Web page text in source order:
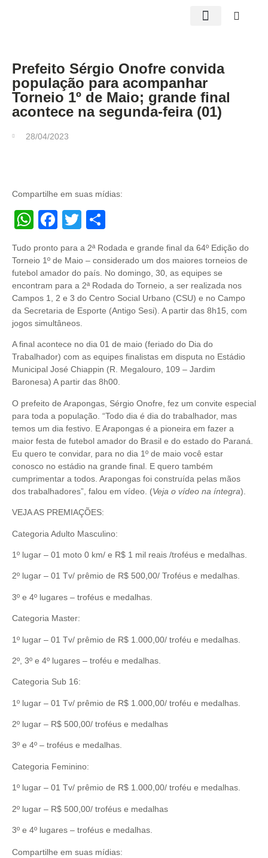
Prefeito Sérgio Onofre convida
população para acompanhar
Torneio 1º de Maio; grande final
acontece na segunda-feira (01)
28/04/2023
Compartilhe em suas mídias:
WhatsApp
Facebook
Twitter
Tudo pronto para a 2ª Rodada e grande final da 64º Edição do
Torneio 1º de Maio – considerado um dos maiores torneios de
futebol amador do país. No domingo, 30, as equipes se
encontram para a 2ª Rodada do Torneio, a ser realizada nos
Campos 1, 2 e 3 do Centro Social Urbano (CSU) e no Campo
da Secretaria de Esporte (Antigo Sesi). A partir das 8h15, com
jogos simultâneos.
A final acontece no dia 01 de maio (feriado do Dia do
Trabalhador) com as equipes finalistas em disputa no Estádio
Municipal José Chiappin (R. Megalouro, 109 – Jardim
Baronesa) A partir das 8h00.
O prefeito de Arapongas, Sérgio Onofre, fez um convite especial
para toda a população. “Todo dia é dia do trabalhador, mas
temos um dia festivo. E Arapongas é a pioneira em fazer a
maior festa de futebol amador do Brasil e do estado do Paraná.
Eu quero te convidar, para no dia 1º de maio você estar
conosco no estádio na grande final. E quero também
cumprimentar a todos. Arapongas foi construída pelas mãos
dos trabalhadores”, falou em vídeo. (Veja o vídeo na íntegra).
VEJA AS PREMIAÇÕES:
Categoria Adulto Masculino:
1º lugar – 01 moto 0 km/ e R$ 1 mil reais /troféus e medalhas.
2º lugar – 01 Tv/ prêmio de R$ 500,00/ Troféus e medalhas.
3º e 4º lugares – troféus e medalhas.
Categoria Master:
1º lugar – 01 Tv/ prêmio de R$ 1.000,00/ troféu e medalhas.
2º, 3º e 4º lugares – troféu e medalhas.
Categoria Sub 16:
1º lugar – 01 Tv/ prêmio de R$ 1.000,00/ troféu e medalhas.
2º lugar – R$ 500,00/ troféus e medalhas
3º e 4º – troféus e medalhas.
Categoria Feminino:
1º lugar – 01 Tv/ prêmio de R$ 1.000,00/ troféu e medalhas.
2º lugar – R$ 500,00/ troféus e medalhas
3º e 4º lugares – troféus e medalhas.
Compartilhe em suas mídias: